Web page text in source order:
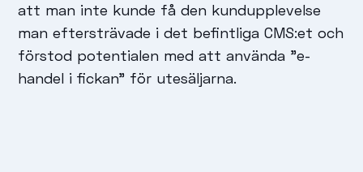
att man inte kunde få den kundupplevelse
man eftersträvade i det befintliga CMS:et och
förstod potentialen med att använda ”e-
handel i fickan” för utesäljarna.